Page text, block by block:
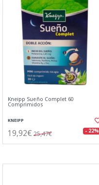
Kneipp Sueño Complet 60
Comprimidos
KNEIPP
19,92€ 25,47€ - 22%